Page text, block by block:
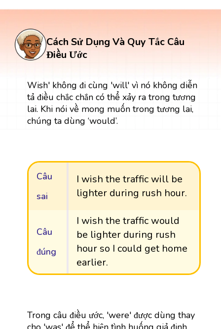
Cách Sử Dụng Và Quy Tắc Câu
Điều Ước
Wish' không đi cùng 'will' vì nó không diễn
tả điều chắc chắn có thể xảy ra trong tương
lai. Khi nói về mong muốn trong tương lai,
chúng ta dùng ‘would’.
Câu
sai
I wish the traffic will be
lighter during rush hour.
Câu
đúng
I wish the traffic would
be lighter during rush
hour so I could get home
earlier.
Trong câu điều ước, 'were' được dùng thay